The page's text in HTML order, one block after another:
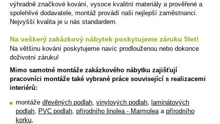
výhradně značkové kování, vysoce kvalitní materiály a prověřené a
spolehlivé dodavatele, montáž provádí naši nejlepší zaměstnanci.
Nejvyšší kvalita je u nás standardem.
Na veškerý zakázkový nábytek poskytujeme záruku 5let!
Na většinu kování poskytujeme navíc prodlouženou nebo dokonce
doživotní záruku!
Mimo samotné montáže zakázkového nábytku zajišťují
pracovníci montáže také vybrané práce související s realizacemi
interiérů:
montáže dřevěných podlah, vinylových podlah, laminátových
podlah, PVC podlah, přírodního linolea - Marmoleaa přírodního
korku,